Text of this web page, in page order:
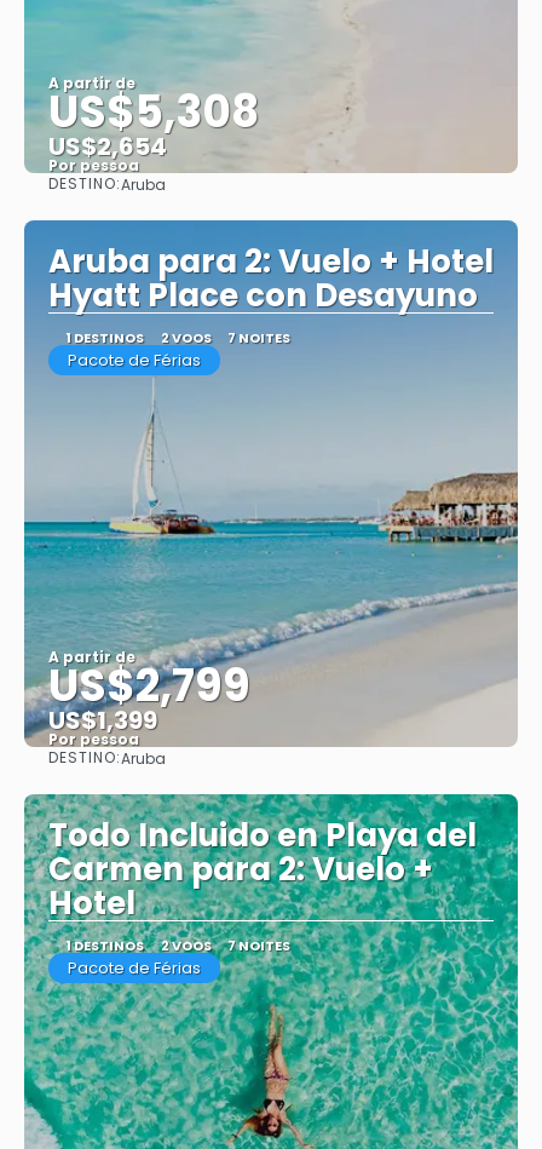
A partir de
US$5,308
US$2,654
Por pessoa
DESTINO:Aruba
Aruba para 2: Vuelo + Hotel
Hyatt Place con Desayuno
1 DESTINOS 2 VOOS 7 NOITES
Pacote de Férias
A partir de
US$2,799
US$1,399
Por pessoa
DESTINO:Aruba
Todo Incluido en Playa del
Carmen para 2: Vuelo +
Hotel
1 DESTINOS 2 VOOS 7 NOITES
Pacote de Férias